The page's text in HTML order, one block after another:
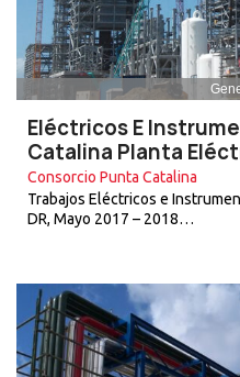
Eléctricos E
Catalina Planta
Consorcio Punta Catalina
Trabajos Eléctricos e
DR, Mayo 2017 – 2018…